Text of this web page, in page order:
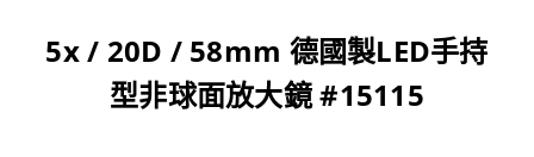
5x / 20D / 58mm 德國製LED手持
型非球面放大鏡 #15115